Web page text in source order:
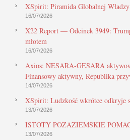
XSpirit: Piramida Globalnej Władzy
16/07/2026
X22 Report — Odcinek 3949:
młotem
16/07/2026
Axios: NESARA-GESARA
Finansowy aktywny, Republika
14/07/2026
XSpirit: Ludzkość wkrótce odkryje
13/07/2026
ISTOTY POZAZIEMSKIE
13/07/2026